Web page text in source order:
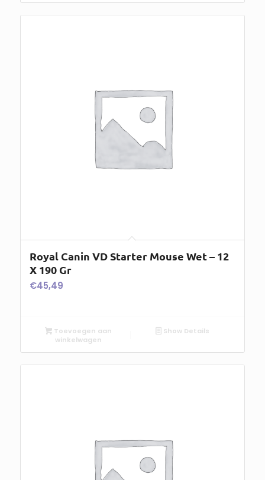
Royal Canin VD Starter Mouse Wet – 12
X 190 Gr
€45,49
Toevoegen aan
winkelwagen
Show Details